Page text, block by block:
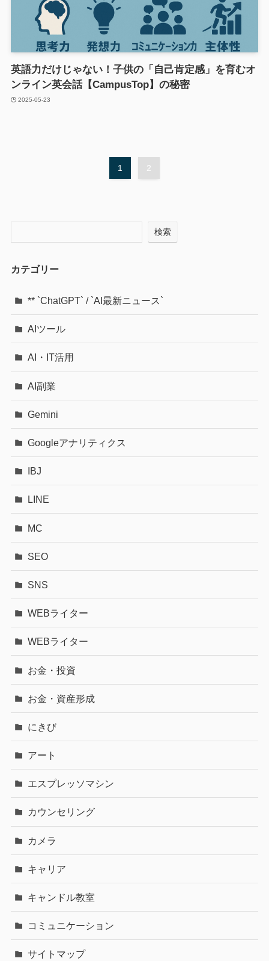
英語力だけじゃない！子供の「自己肯定感」を育むオ
ンライン英会話【CampusTop】の秘密
2025-05-23
1 2
検索
カテゴリー
** `ChatGPT` / `AI最新ニュース`
AIツール
AI・IT活用
AI副業
Gemini
Googleアナリティクス
IBJ
LINE
MC
SEO
SNS
WEBライター
WEBライター
お金・投資
お金・資産形成
にきび
アート
エスプレッソマシン
カウンセリング
カメラ
キャリア
キャンドル教室
コミュニケーション
サイトマップ